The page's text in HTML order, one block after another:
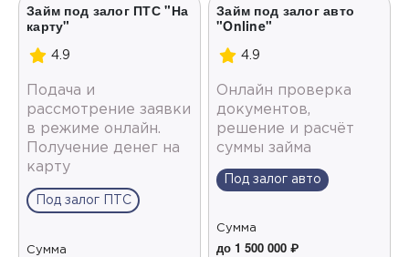
Займ под залог ПТС "На
карту"
4.9
Подача и
рассмотрение заявки
в режиме онлайн.
Получение денег на
карту
Под залог ПТС
Сумма
Займ под залог авто
"Online"
4.9
Онлайн проверка
документов,
решение и расчёт
суммы займа
Под залог авто
Сумма
до 1 500 000 ₽